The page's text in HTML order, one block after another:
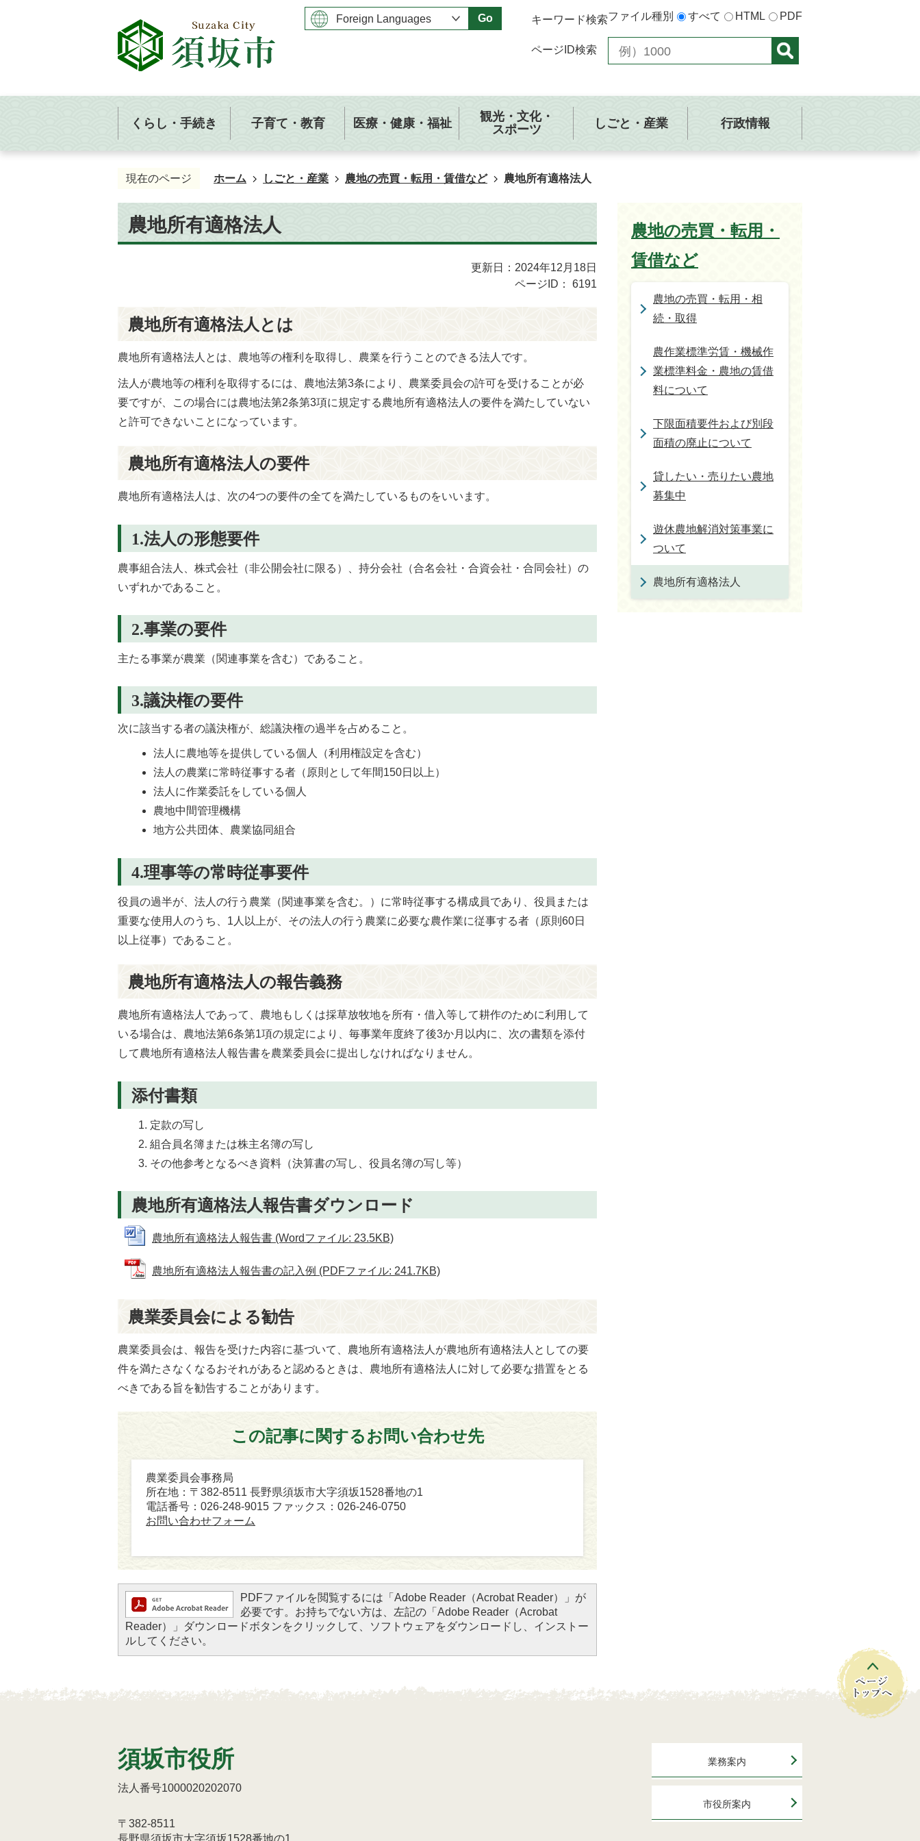
Go キーワード検索ファイル種別 すべて HTML PDF
ページID検索
くらし・手続き 子育て・教育 医療・健康・福祉
観光・文化・
スポーツ
しごと・産業 行政情報
現在のページ ホーム しごと・産業 農地の売買・転用・賃借など 農地所有適格法人
農地所有適格法人
更新日：2024年12月18日
ページID：
6191
農地所有適格法人とは
農地所有適格法人とは、農地等の権利を取得し、農業を行うことのできる法人です。
法人が農地等の権利を取得するには、農地法第3条により、農業委員会の許可を受けることが必
要ですが、この場合には農地法第2条第3項に規定する農地所有適格法人の要件を満たしていない
と許可できないことになっています。
農地所有適格法人の要件
農地所有適格法人は、次の4つの要件の全てを満たしているものをいいます。
1.法人の形態要件
農事組合法人、株式会社（非公開会社に限る）、持分会社（合名会社・合資会社・合同会社）の
いずれかであること。
2.事業の要件
主たる事業が農業（関連事業を含む）であること。
3.議決権の要件
次に該当する者の議決権が、総議決権の過半を占めること。
法人に農地等を提供している個人（利用権設定を含む）
法人の農業に常時従事する者（原則として年間150日以上）
法人に作業委託をしている個人
農地中間管理機構
地方公共団体、農業協同組合
4.理事等の常時従事要件
役員の過半が、法人の行う農業（関連事業を含む。）に常時従事する構成員であり、役員または
重要な使用人のうち、1人以上が、その法人の行う農業に必要な農作業に従事する者（原則60日
以上従事）であること。
農地所有適格法人の報告義務
農地所有適格法人であって、農地もしくは採草放牧地を所有・借入等して耕作のために利用して
いる場合は、農地法第6条第1項の規定により、毎事業年度終了後3か月以内に、次の書類を添付
して農地所有適格法人報告書を農業委員会に提出しなければなりません。
添付書類
定款の写し
組合員名簿または株主名簿の写し
その他参考となるべき資料（決算書の写し、役員名簿の写し等）
農地所有適格法人報告書ダウンロード
農地所有適格法人報告書 (Wordファイル: 23.5KB)
農地所有適格法人報告書の記入例 (PDFファイル: 241.7KB)
農業委員会による勧告
農業委員会は、報告を受けた内容に基づいて、農地所有適格法人が農地所有適格法人としての要
件を満たさなくなるおそれがあると認めるときは、農地所有適格法人に対して必要な措置をとる
べきである旨を勧告することがあります。
この記事に関するお問い合わせ先
農業委員会事務局
所在地：〒382-8511 長野県須坂市大字須坂1528番地の1
電話番号：026-248-9015 ファックス：026-246-0750
お問い合わせフォーム
PDFファイルを閲覧するには「Adobe Reader（Acrobat Reader）」が
必要です。お持ちでない方は、左記の「Adobe Reader（Acrobat
Reader）」ダウンロードボタンをクリックして、ソフトウェアをダウンロードし、インストー
ルしてください。
農地の売買・転用・
賃借など
農地の売買・転用・相
続・取得
農作業標準労賃・機械作
業標準料金・農地の賃借
料について
下限面積要件および別段
面積の廃止について
貸したい・売りたい農地
募集中
遊休農地解消対策事業に
ついて
農地所有適格法人
須坂市役所
法人番号1000020202070
〒382-8511
長野県須坂市大字須坂1528番地の1
業務案内
市役所案内